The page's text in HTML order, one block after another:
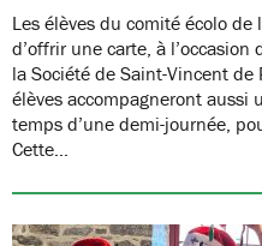
Les élèves du comité écolo de
d’offrir une carte, à
la Société de Saint-Vincent
élèves accompagneront aussi
temps d’une demi-journée,
Cette…